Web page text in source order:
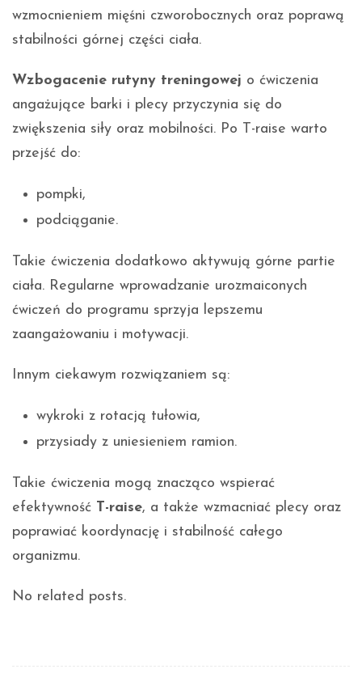
wzmocnieniem mięśni czworobocznych oraz poprawą
stabilności górnej części ciała.
Wzbogacenie rutyny treningowej o ćwiczenia
angażujące barki i plecy przyczynia się do
zwiększenia siły oraz mobilności. Po T-raise warto
przejść do:
pompki,
podciąganie.
Takie ćwiczenia dodatkowo aktywują górne partie
ciała. Regularne wprowadzanie urozmaiconych
ćwiczeń do programu sprzyja lepszemu
zaangażowaniu i motywacji.
Innym ciekawym rozwiązaniem są:
wykroki z rotacją tułowia,
przysiady z uniesieniem ramion.
Takie ćwiczenia mogą znacząco wspierać
efektywność T-raise, a także wzmacniać plecy oraz
poprawiać koordynację i stabilność całego
organizmu.
No related posts.